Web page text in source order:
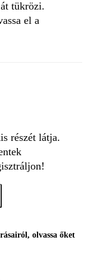
tükrözi.
el a
részét látja.
olvassa őket